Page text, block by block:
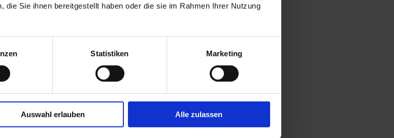
die Sie ihnen bereitgestellt haben oder die sie im Rahmen Ihrer Nutzung
Statistiken Marketing
Auswahl erlauben Alle zulassen